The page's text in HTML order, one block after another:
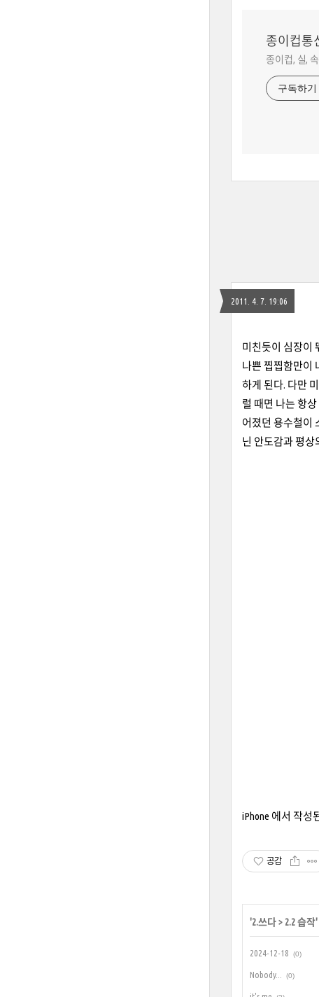
종이컵통
종이컵, 실,
구독하기
2011. 4. 7. 19:06
미친듯이 심장이
나쁜 찝찝함만이
하게 된다. 다만
럴 때면 나는 항
어졌던 용수철이
닌 안도감과 평상
iPhone 에서 작성
공감
'2.쓰다> 2.2 습작'
2024-12-18 (0)
Nobody... (0)